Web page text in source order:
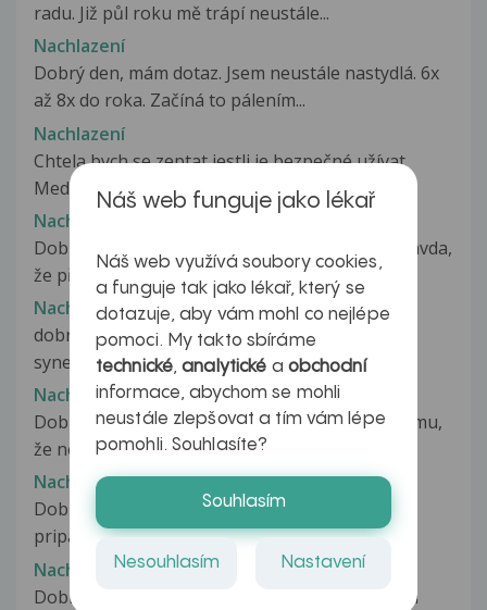
radu. Již půl roku mě trápí neustále...
Nachlazení
Dobrý den, mám dotaz. Jsem neustále nastydlá. 6x
až 8x do roka. Začíná to pálením...
Nachlazení
Chtela bych se zeptat jestli je bezpečné užívat
Medoxin 500mg ve 37tt tehotenstvi,...
Nachlazení
Dobrý den, prosím Vás o informaci, zda-li je pravda,
že při velmi krátkém přechodu...
Nachlazení
dobrý den pane doktore .Máme problém se
synem,hraje hokej a trpí na časté virozy...
Nachlazení
Dobrý den. Pokaždé když nastydnu, tak díky tomu,
že nemám krční mandle, mi to...
Nachlazení
Dobry den, chtel bych se zeptat jak nejlepe
pripadne zjistit zda se clovek...
Nachlazení
Dobry den, omlouvam se za dlouhy popis svych
Náš web funguje jako lékař
Náš web využívá soubory cookies,
a funguje tak jako lékař, který se
dotazuje, aby vám mohl co nejlépe
pomoci. My takto sbíráme
technické,analytické a obchodní
informace, abychom se mohli
neustále zlepšovat a tím vám lépe
pomohli. Souhlasíte?
Souhlasím
Nesouhlasím Nastavení